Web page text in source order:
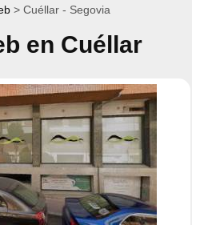
Cuéllar - Segovia
en Cuéllar